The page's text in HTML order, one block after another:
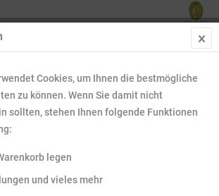
Cookies, um Ihnen die bestmögliche
zu können. Wenn Sie damit nicht
sollten, stehen Ihnen folgende Funktionen
legen
und vieles mehr